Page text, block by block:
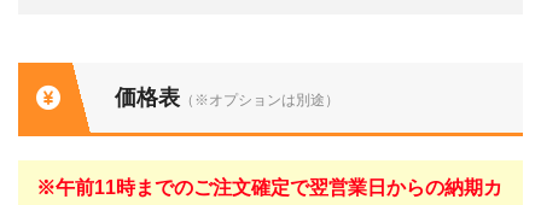
価格表 （※オプションは別途）
※午前11時までのご注文確定で翌営業日からの納期カ